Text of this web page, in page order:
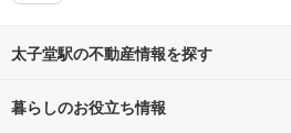
太子堂駅の不動産情報を探す
不動産・住宅
暮らしのお役立ち情報